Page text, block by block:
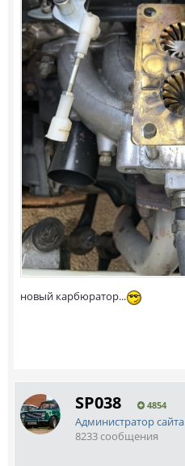
новый карбюратор...
SP038 4854
Администратор сайта
8233 сообщения